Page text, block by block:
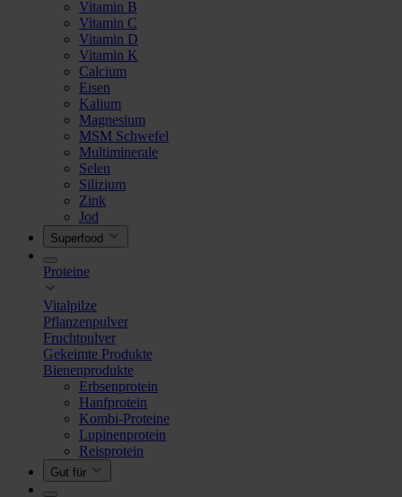
Vitamin B
Vitamin C
Vitamin D
Vitamin K
Calcium
Eisen
Kalium
Magnesium
MSM Schwefel
Multiminerale
Selen
Silizium
Zink
Jod
Superfood
Proteine
Vitalpilze
Pflanzenpulver
Fruchtpulver
Gekeimte Produkte
Bienenprodukte
Erbsenprotein
Hanfprotein
Kombi-Proteine
Lupinenprotein
Reisprotein
Gut für